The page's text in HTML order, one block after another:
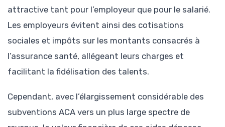
attractive tant pour l’employeur que pour le salarié.
Les employeurs évitent ainsi des cotisations
sociales et impôts sur les montants consacrés à
l’assurance santé, allégeant leurs charges et
facilitant la fidélisation des talents.
Cependant, avec l’élargissement considérable des
subventions ACA vers un plus large spectre de